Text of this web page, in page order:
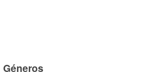
Géneros